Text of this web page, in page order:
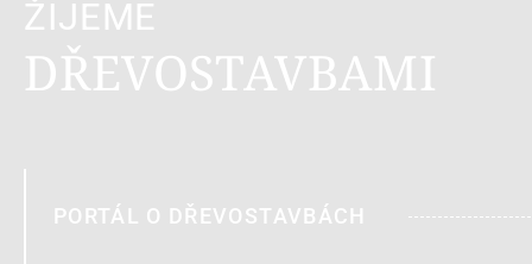
ŽIJEME
DŘEVOSTAVBAMI
PORTÁL O DŘEVOSTAVBÁCH